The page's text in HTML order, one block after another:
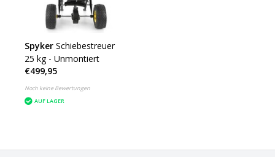
Spyker Schiebestreuer
25 kg - Unmontiert
€499,95
Noch keine Bewertungen
AUF LAGER